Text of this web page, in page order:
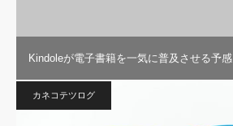
Kindoleが電子書籍を一気に普及させる予感
カネコテツログ